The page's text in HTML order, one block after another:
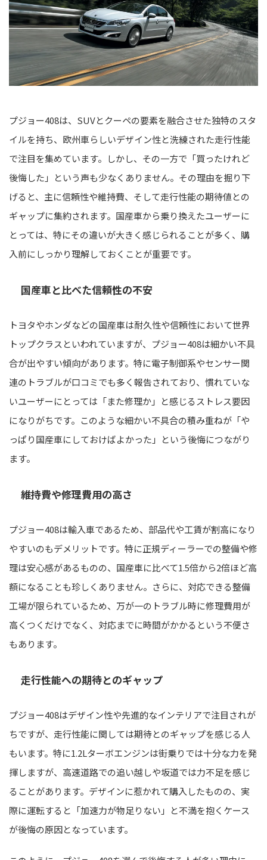
プジョー408は、SUVとクーペの要素を融合させた独特のスタ
イルを持ち、欧州車らしいデザイン性と洗練された走行性能
で注目を集めています。しかし、その一方で「買ったけれど
後悔した」という声も少なくありません。その理由を掘り下
げると、主に信頼性や維持費、そして走行性能の期待値との
ギャップに集約されます。国産車から乗り換えたユーザーに
とっては、特にその違いが大きく感じられることが多く、購
入前にしっかり理解しておくことが重要です。
国産車と比べた信頼性の不安
トヨタやホンダなどの国産車は耐久性や信頼性において世界
トップクラスといわれていますが、プジョー408は細かい不具
合が出やすい傾向があります。特に電子制御系やセンサー関
連のトラブルが口コミでも多く報告されており、慣れていな
いユーザーにとっては「また修理か」と感じるストレス要因
になりがちです。このような細かい不具合の積み重ねが「や
っぱり国産車にしておけばよかった」という後悔につながり
ます。
維持費や修理費用の高さ
プジョー408は輸入車であるため、部品代や工賃が割高になり
やすいのもデメリットです。特に正規ディーラーでの整備や修
理は安心感があるものの、国産車に比べて1.5倍から2倍ほど高
額になることも珍しくありません。さらに、対応できる整備
工場が限られているため、万が一のトラブル時に修理費用が
高くつくだけでなく、対応までに時間がかかるという不便さ
もあります。
走行性能への期待とのギャップ
プジョー408はデザイン性や先進的なインテリアで注目されが
ちですが、走行性能に関しては期待とのギャップを感じる人
もいます。特に1.2Lターボエンジンは街乗りでは十分な力を発
揮しますが、高速道路での追い越しや坂道では力不足を感じ
ることがあります。デザインに惹かれて購入したものの、実
際に運転すると「加速力が物足りない」と不満を抱くケース
が後悔の原因となっています。